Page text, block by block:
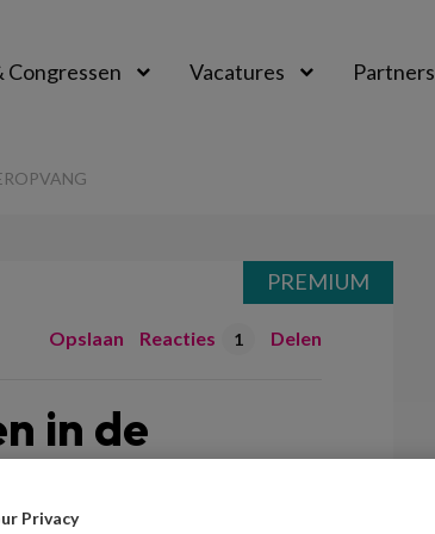
Congressen Vacatures Partners
Opslaan Reacties 1 Delen
in de
PREMIUM
Privacy